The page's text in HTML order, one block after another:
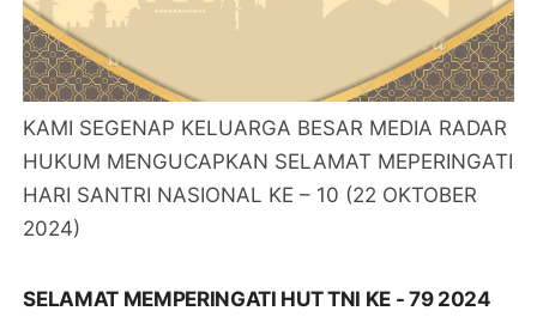
KAMI SEGENAP KELUARGA BESAR MEDIA RADAR
HUKUM MENGUCAPKAN SELAMAT MEPERINGATI
HARI SANTRI NASIONAL KE – 10 (22 OKTOBER
2024)
SELAMAT MEMPERINGATI HUT TNI KE - 79 2024